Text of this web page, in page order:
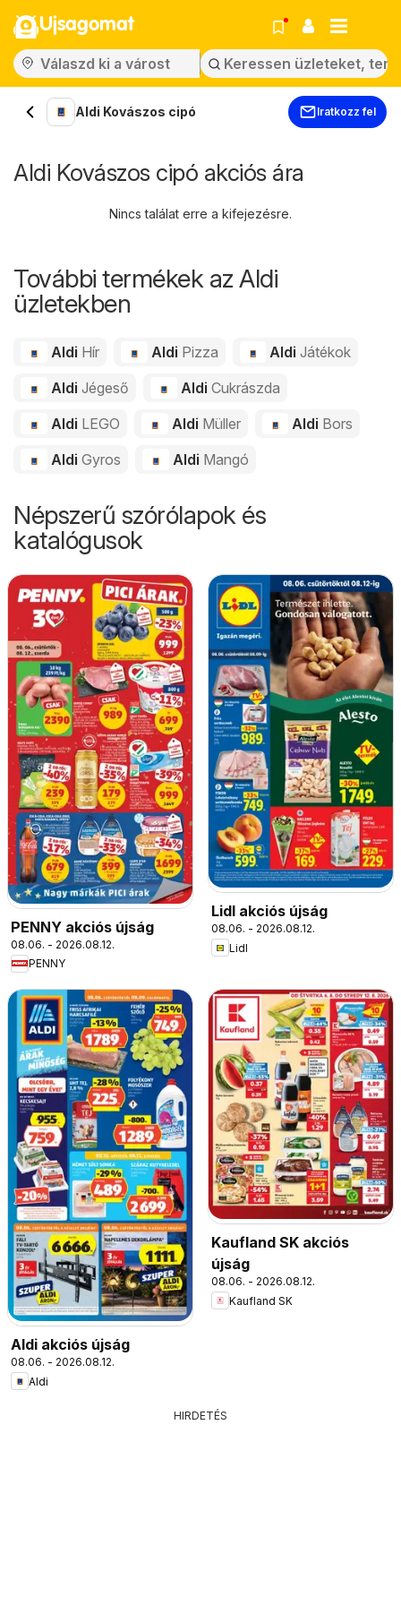
Ujsagomat
Aldi Kovászos cipó Iratkozz fel
Aldi Kovászos cipó akciós ára
Nincs találat erre a kifejezésre.
További termékek az Aldi
üzletekben
Aldi Hír Aldi Pizza AldiJátékok
Aldi Jégeső Aldi Cukrászda
Aldi LEGO Aldi Müller Aldi Bors
Aldi Gyros Aldi Mangó
Népszerű szórólapok és
katalógusok
PENNY akciós újság
08.06. - 2026.08.12.
PENNY
Lidl akciós újság
08.06. - 2026.08.12.
Lidl
Aldi akciós újság
08.06. - 2026.08.12.
Aldi
Kaufland SK akciós
újság
08.06. - 2026.08.12.
Kaufland SK
HIRDETÉS